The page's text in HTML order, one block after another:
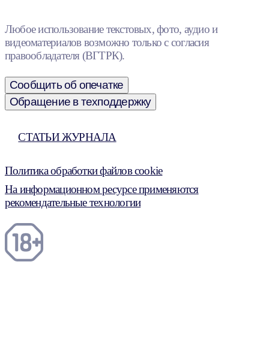
Любое использование текстовых, фото, аудио и
видеоматериалов возможно только с согласия
правообладателя (ВГТРК).
Сообщить об опечатке
Обращение в техподдержку
СТАТЬИ ЖУРНАЛА
Политика обработки файлов cookie
На информационном ресурсе применяются
рекомендательные технологии